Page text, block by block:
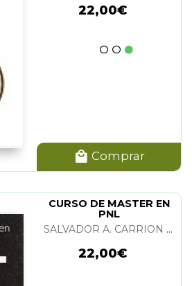
22,00€
Comprar
CURSO DE MASTER EN
PNL
SALVADOR A. CARRION LOPEZ
22,00€